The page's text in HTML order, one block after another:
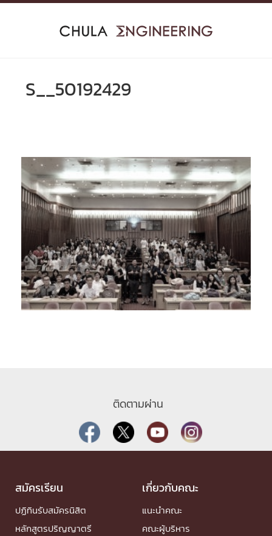
Skip
S__50192429
ติดตามผ่าน
สมัครเรียน
ปฏิทินรับสมัครนิสิต
หลักสูตรปริญญาตรี
เกี่ยวกับคณะ
แนะนำคณะ
คณะผู้บริหาร